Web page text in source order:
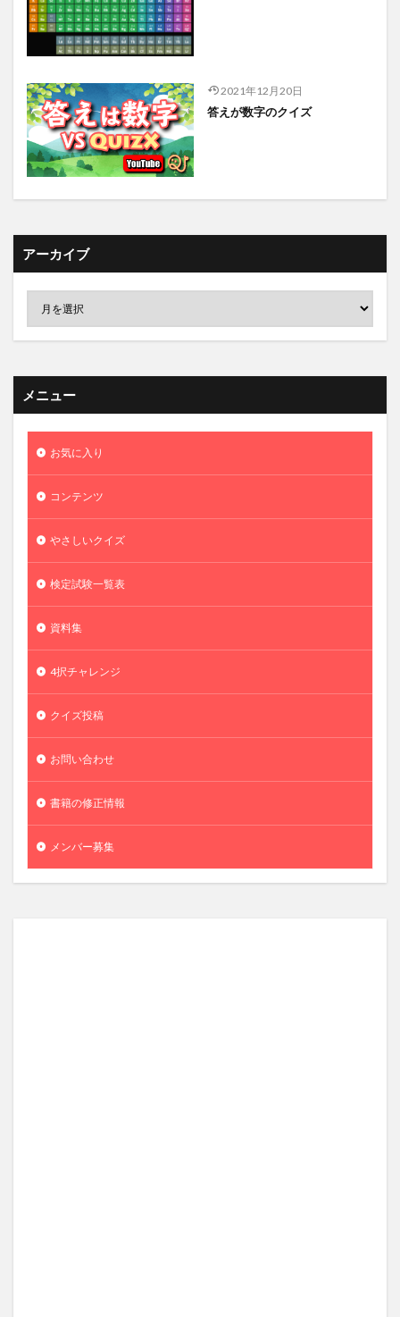
2021年12月20日
答えが数字のクイズ
アーカイブ
メニュー
お気に入り
コンテンツ
やさしいクイズ
検定試験一覧表
資料集
4択チャレンジ
クイズ投稿
お問い合わせ
書籍の修正情報
メンバー募集